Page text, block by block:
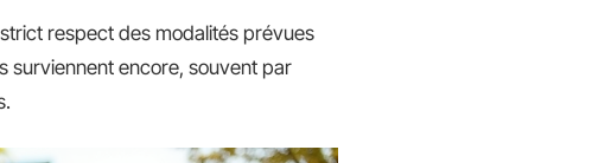
respect des modalités prévues
surviennent encore, souvent par